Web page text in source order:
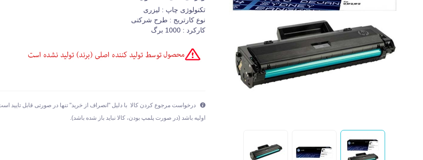
تکنولوژی چاپ : لیزری
نوع کارتریج : طرح شرکتی
کارکرد : 1000 برگ
درخواست مرجوع کردن کالا با دلیل "انصراف از خرید" تنها در صورتی قابل تایید
اولیه باشد (در صورت پلمپ بودن، کالا نباید باز شده باشد).